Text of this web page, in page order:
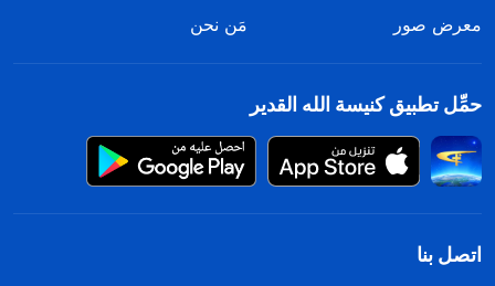
معرض صور
مَن نحن
حمِّل تطبيق كنيسة الله القدير
اتصل بنا